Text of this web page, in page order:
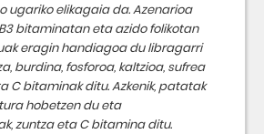
ugariko elikagaia da. Azenarioa
bitaminatan eta azido folikotan
eragin handiagoa du libragarri
burdina, fosforoa, kaltzioa, sufrea
C bitaminak ditu. Azkenik, patatak
hobetzen du eta
zuntza eta C bitamina ditu.